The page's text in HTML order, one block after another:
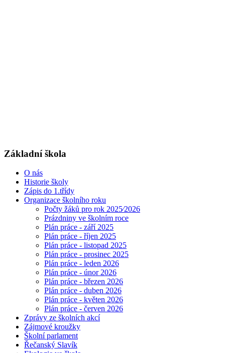
Základní škola
O nás
Historie školy
Zápis do 1.třídy
Organizace školního roku
Počty žáků pro rok 2025⁄2026
Prázdniny ve školním roce
Plán práce - září 2025
Plán práce - říjen 2025
Plán práce - listopad 2025
Plán práce - prosinec 2025
Plán práce - leden 2026
Plán práce - únor 2026
Plán práce - březen 2026
Plán práce - duben 2026
Plán práce - květen 2026
Plán práce - červen 2026
Zprávy ze školních akcí
Zájmové kroužky
Školní parlament
Řečanský Slavík